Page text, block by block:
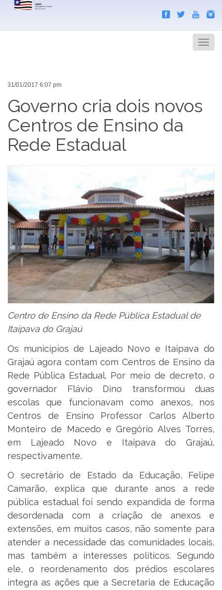
Menu
31/01/2017 6:07 pm
Governo cria dois novos
Centros de Ensino da
Rede Estadual
Centro de Ensino da Rede Pública Estadual de
Itaipava do Grajaú
Os municípios de Lajeado Novo e Itaipava do
Grajaú agora contam com Centros de Ensino da
Rede Pública Estadual. Por meio de decreto, o
governador Flávio Dino transformou duas
escolas que funcionavam como anexos, nos
Centros de Ensino Professor Carlos Alberto
Monteiro de Macedo e Gregório Alves Torres,
em Lajeado Novo e Itaipava do Grajaú,
respectivamente.
O secretário de Estado da Educação, Felipe
Camarão, explica que durante anos a rede
pública estadual foi sendo expandida de forma
desordenada com a criação de anexos e
extensões, em muitos casos, não somente para
atender a necessidade das comunidades locais,
mas também a interesses políticos. Segundo
ele, o reordenamento dos prédios escolares
integra as ações que a Secretaria de Educação